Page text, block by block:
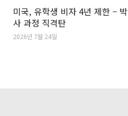
미국, 유학생 비자 4년 제한 – 박
사 과정 직격탄
2026년 7월 24일